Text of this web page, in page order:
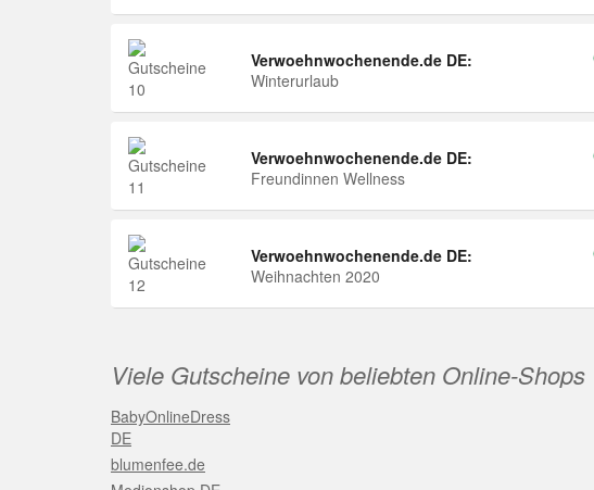
Verwoehnwochenende.de DE:
Winterurlaub
Verwoehnwochenende.de DE:
Freundinnen Wellness
Verwoehnwochenende.de DE:
Weihnachten 2020
Viele Gutscheine von beliebten Online-Shops
BabyOnlineDress
DE
blumenfee.de